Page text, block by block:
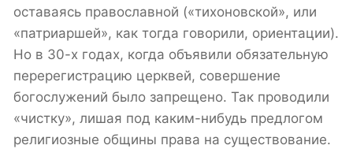
оставаясь православной («тихоновской», или
«патриаршей», как тогда говорили, ориентации).
Но в 30-х годах, когда объявили обязательную
перерегистрацию церквей, совершение
богослужений было запрещено. Так проводили
«чистку», лишая под каким-нибудь предлогом
религиозные общины права на существование.